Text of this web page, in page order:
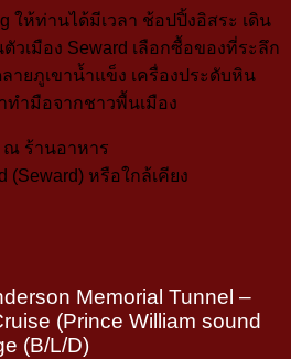
ให้ท่านได้มีเวลา ช้อปปิ้งอิสระ เดิน
วเมือง Seward เลือกซื้อของที่ระลึก
ายภูเขาน้ำแข็ง เครื่องประดับหิน
ำมือจากชาวพื้นเมือง
ณ ร้านอาหาร
(Seward) หรือใกล้เคียง
Memorial Tunnel –
(Prince William sound
(B/L/D)